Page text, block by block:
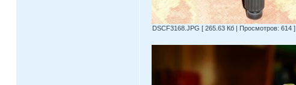
DSCF3168.JPG [ 265.63 Кб | Просмотров: 614 ]